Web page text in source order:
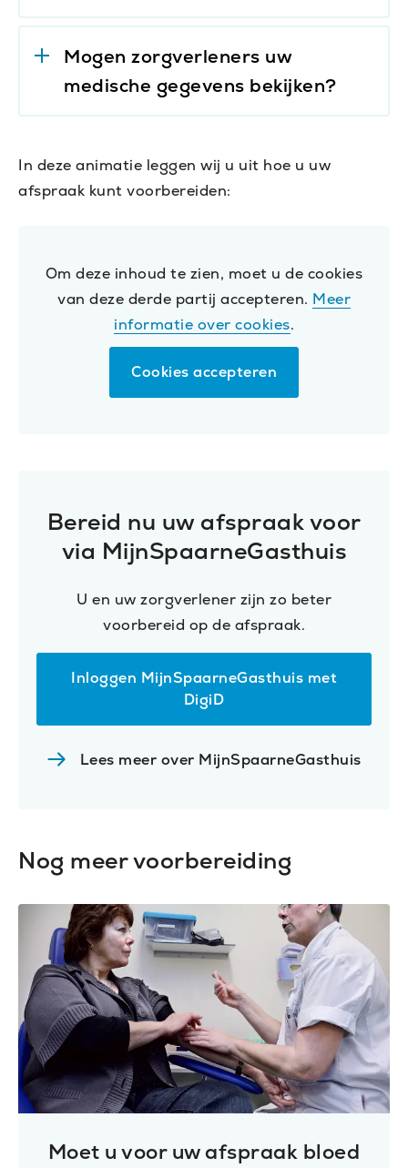
Mogen zorgverleners uw
medische gegevens bekijken?
In deze animatie leggen wij u uit hoe u uw
afspraak kunt voorbereiden:
Om deze inhoud te zien, moet u de cookies
van deze derde partij accepteren. Meer
informatie over cookies.
Cookies accepteren
Bereid nu uw afspraak voor
via MijnSpaarneGasthuis
U en uw zorgverlener zijn zo beter
voorbereid op de afspraak.
Inloggen MijnSpaarneGasthuis met
DigiD(Opent
in
venster)
Lees meer over MijnSpaarneGasthuis
Nog meer voorbereiding
Moet u voor uw afspraak bloed